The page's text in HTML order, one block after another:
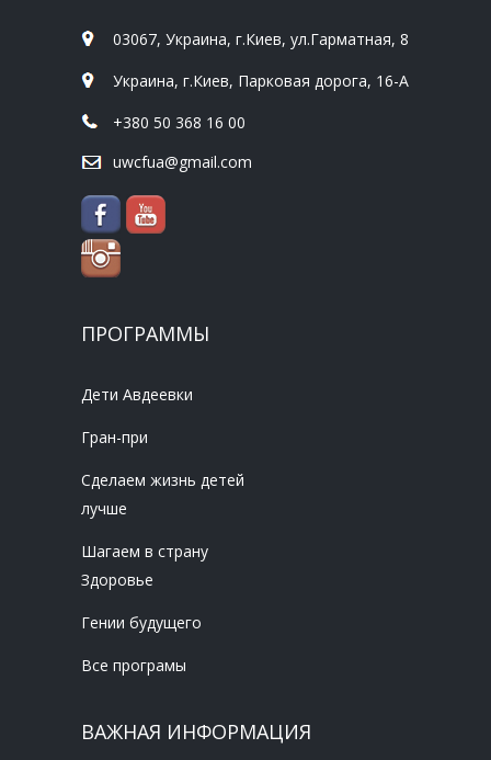
03067, Украина, г.Киев, ул.Гарматная, 8
Украина, г.Киев, Парковая дорога, 16-А
+380 50 368 16 00
uwcfua@gmail.com
ПРОГРАММЫ
Дети Авдеевки
Гран-при
Сделаем жизнь детей
лучше
Шагаем в страну
Здоровье
Гении будущего
Все програмы
ВАЖНАЯ ИНФОРМАЦИЯ